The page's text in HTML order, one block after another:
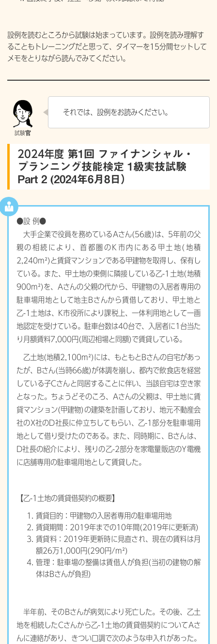
設例を読むところから試験は始まっています。設例を読み理解す
ることもトレーニングだと思って、タイマーを15分間セットして
メモをとりながら読んでみてください。
それでは、設例をお読みください。
2024年度 第1回 ファイナンシャル・
プランニング技能検定 1級実技試験
Part 2 (2024年6月8日）
●設 例●
大手企業で役員を務めているAさん(56歳)は、5年前の父
親の相続により、首都圏のK市内にある甲土地(地積
2,240m²)と賃貸マンションである甲建物を取得し、保有し
ている。また、甲土地の東側に隣接している乙-1土地(地積
900m²)を、Aさんの父親の代から、甲建物の入居者専用の
駐車場用地として地主Bさんから賃借しており、甲土地と
乙-1土地は、K市役所により課税上、一体利用地として一画
地認定を受けている。駐車台数は40台で、入居者に1台当た
り月額賃料7,000円(周辺相場と同額)で賃貸している。
乙土地(地積2,100m²)には、もともとBさんの自宅があっ
たが、Bさん(当時66歳)が体調を崩し、都内で飲食店を経営
している子Cさんと同居することに伴い、当該自宅は空き家
となった。ちょうどそのころ、Aさんの父親は、甲土地に賃
貸マンション(甲建物)の建築を計画しており、地元不動産会
社のX社のD社長に仲立ちしてもらい、乙-1部分を駐車場用
地として借り受けたのである。また、同時期に、Bさんは、
D社長の紹介により、残りの乙-2部分を家電量販店のY電機
に店舗専用の駐車場用地として賃貸した。
【乙-1土地の賃貸借契約の概要】
賃貸目的：甲建物の入居者専用の駐車場用地
賃貸期間：2019年までの10年間(2019年に更新済)
賃貸料：2019年更新時に見直され、現在の賃料は月
額26万1,000円(290円/m²)
管理：駐車場の整備は賃借人が負担(当初の建物の解
体はBさんが負担)
半年前、そのBさんが病気により死亡した。その後、乙土
地を相続したCさんから乙-1土地の賃貸借契約についてAさ
んに連絡があり、きつい口調で次のような申入れがあった。